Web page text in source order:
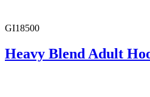
GI18500
Heavy Blend Adult